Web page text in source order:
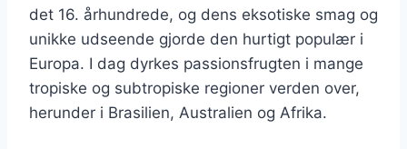
det 16. århundrede, og dens eksotiske smag og
unikke udseende gjorde den hurtigt populær i
Europa. I dag dyrkes passionsfrugten i mange
tropiske og subtropiske regioner verden over,
herunder i Brasilien, Australien og Afrika.